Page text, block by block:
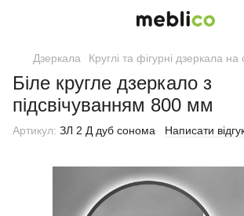
Дзеркала Круглі та фігурні дзеркала
Біле кругле дзеркало з
підсвічуванням 800 мм
Артикул: ЗЛ 2 Д дуб сонома Написати